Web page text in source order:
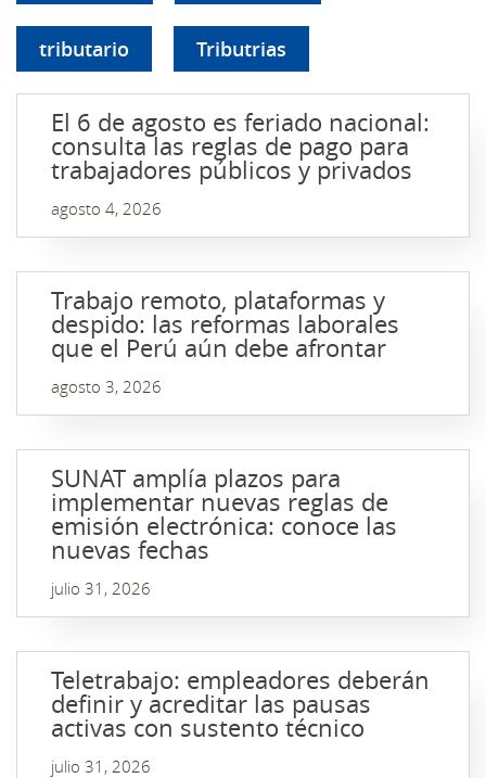
tributario Tributrias
El 6 de agosto es feriado nacional:
consulta las reglas de pago para
trabajadores públicos y privados
agosto 4, 2026
Trabajo remoto, plataformas y
despido: las reformas laborales
que el Perú aún debe afrontar
agosto 3, 2026
SUNAT amplía plazos para
implementar nuevas reglas de
emisión electrónica: conoce las
nuevas fechas
julio 31, 2026
Teletrabajo: empleadores deberán
definir y acreditar las pausas
activas con sustento técnico
julio 31, 2026